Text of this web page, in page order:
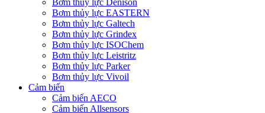
Bơm thủy lực EASTERN
Bơm thủy lực Galtech
Bơm thủy lực Grindex
Bơm thủy lực ISOChem
Bơm thủy lực Leistritz
Bơm thủy lực Parker
Bơm thủy lực Vivoil
Cảm biến
Cảm biến AECO
Cảm biến Allsensors